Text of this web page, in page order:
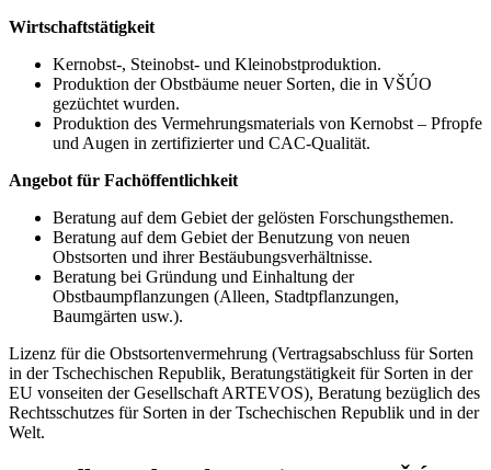
Wirtschaftstätigkeit
Kernobst-, Steinobst- und Kleinobstproduktion.
Produktion der Obstbäume neuer Sorten, die in VŠÚO
gezüchtet wurden.
Produktion des Vermehrungsmaterials von Kernobst – Pfropfe
und Augen in zertifizierter und CAC-Qualität.
Angebot für Fachöffentlichkeit
Beratung auf dem Gebiet der gelösten Forschungsthemen.
Beratung auf dem Gebiet der Benutzung von neuen
Obstsorten und ihrer Bestäubungsverhältnisse.
Beratung bei Gründung und Einhaltung der
Obstbaumpflanzungen (Alleen, Stadtpflanzungen,
Baumgärten usw.).
Lizenz für die Obstsortenvermehrung (Vertragsabschluss für Sorten
in der Tschechischen Republik, Beratungstätigkeit für Sorten in der
EU vonseiten der Gesellschaft ARTEVOS), Beratung bezüglich des
Rechtsschutzes für Sorten in der Tschechischen Republik und in der
Welt.